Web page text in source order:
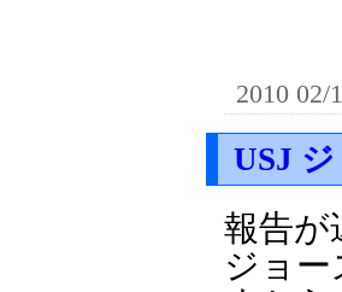
2010 02/
USJ
報告が
ジョー